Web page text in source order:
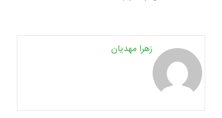
زهرا مهدیان